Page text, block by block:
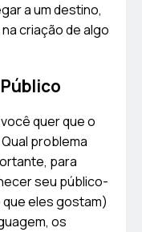
a um destino,
criação de algo
quer que o
problema
para
seu público-
eles gostam)
os